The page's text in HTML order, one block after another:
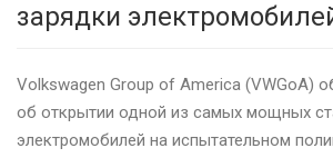
зарядки
Volkswagen Group of America (VWGoA)
об открытии одной из самых мощных
электромобилей на испытательном